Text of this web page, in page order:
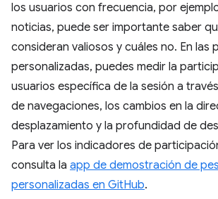
los usuarios con frecuencia, por
noticias, puede ser importante saber
consideran valiosos y cuáles no. En las
personalizadas, puedes medir la
usuarios específica de la sesión a
de navegaciones, los cambios en la
desplazamiento y la profundidad de
Para ver los indicadores de
consulta la app de demostración de
personalizadas en GitHub.